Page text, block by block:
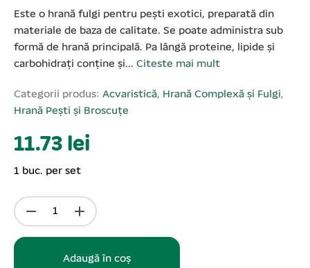
Este o hrană fulgi pentru pești exotici, preparată din
materiale de baza de calitate. Se poate administra sub
formă de hrană principală. Pa lângă proteine, lipide și
carbohidrați conține și... Citeste mai mult
Categorii produs: Acvaristică, Hrană Complexă și Fulgi,
Hrană Pești și Broscuțe
11.73 lei
1 buc. per set
Adaugă în coș